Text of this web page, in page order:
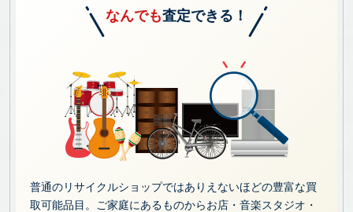
なんでも査定できる！
普通のリサイクルショップではありえないほどの豊富な買
取可能品目。ご家庭にあるものからお店・音楽スタジオ・